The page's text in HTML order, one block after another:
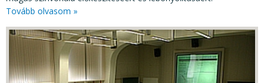
Tovább olvasom »